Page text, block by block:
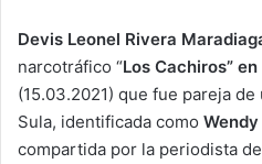
Devis Leonel Rivera
narcotráfico “Los Cachiros”
(15.03.2021) que fue pareja
Sula, identificada como
compartida por la periodista